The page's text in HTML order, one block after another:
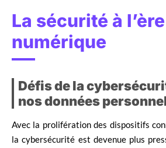
La sécurité à l’ère
numérique
Défis de la
nos données
Avec la prolifération des dispositifs
la cybersécurité est devenue plus